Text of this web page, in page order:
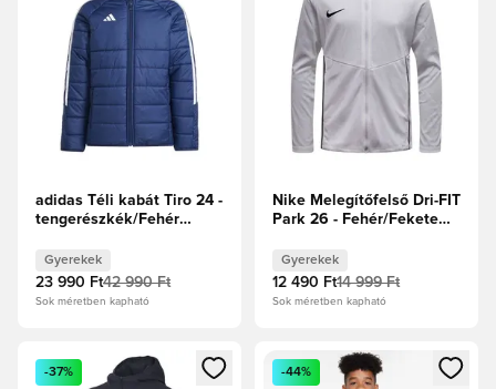
adidas Téli kabát Tiro 24 -
tengerészkék/Fehér
Gyerekek
23 990 Ft42 990 Ft
Sok méretben kapható
Nike Melegítőfelső Dri-FIT
Park 26 - Fehér/Fekete
Gyerekek
12 490 Ft14 999 Ft
Sok méretben kapható
Megnyit egy modált a bejelentkezéshez vagy a tagként
-37%
Megnyit egy modált a
-44%